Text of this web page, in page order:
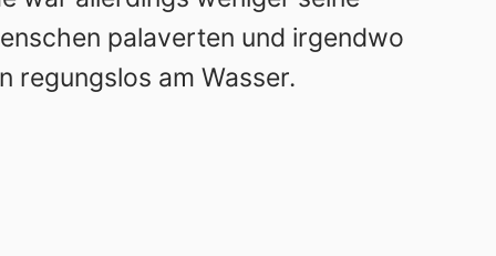
palaverten und irgendwo
regungslos am Wasser.